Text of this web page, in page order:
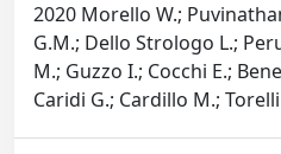
2020 Morello W.;
G.M.; Dello Strologo L.;
M.; Guzzo I.; Cocchi E.;
Caridi G.; Cardillo M.;